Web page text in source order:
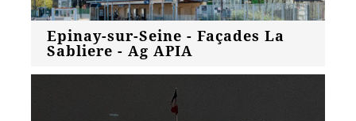
Epinay-sur-Seine - Façades La
Sabliere - Ag APIA